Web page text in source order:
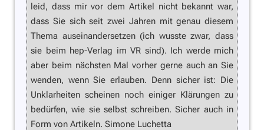
leid, dass mir vor dem Artikel nicht bekannt war,
dass Sie sich seit zwei Jahren mit genau diesem
Thema auseinandersetzen (ich wusste zwar, dass
sie beim hep-Verlag im VR sind). Ich werde mich
aber beim nächsten Mal vorher gerne auch an Sie
wenden, wenn Sie erlauben. Denn sicher ist: Die
Unklarheiten scheinen noch einiger Klärungen zu
bedürfen, wie sie selbst schreiben. Sicher auch in
Form von Artikeln. Simone Luchetta